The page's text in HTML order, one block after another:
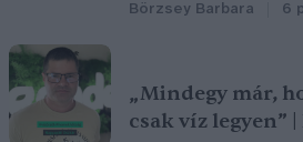
Börzsey Barbara 6
„Mindegy már,
csak víz legyen”